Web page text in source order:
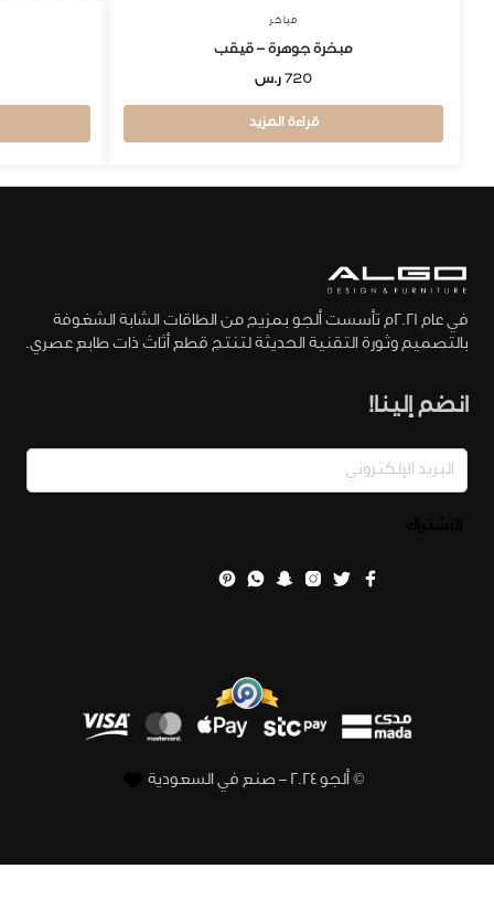
مباخر
مبخرة جوهرة – قيقب
720 ر.س
قراءة المزيد
في عام 2021م تأسست ألجو بمزيج من الطاقات الشابة الشغوفة
بالتصميم وثورة التقنية الحديثة لتنتج قطع أثاث ذات طابع عصري.
انضم إلينا!
© ألجو 2024 – صنع في السعودية